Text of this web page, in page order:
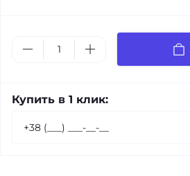
Купить в 1 клик: